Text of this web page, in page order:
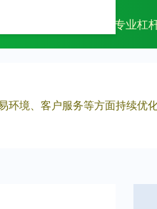
专业杠
境、客户服务等方面持续优